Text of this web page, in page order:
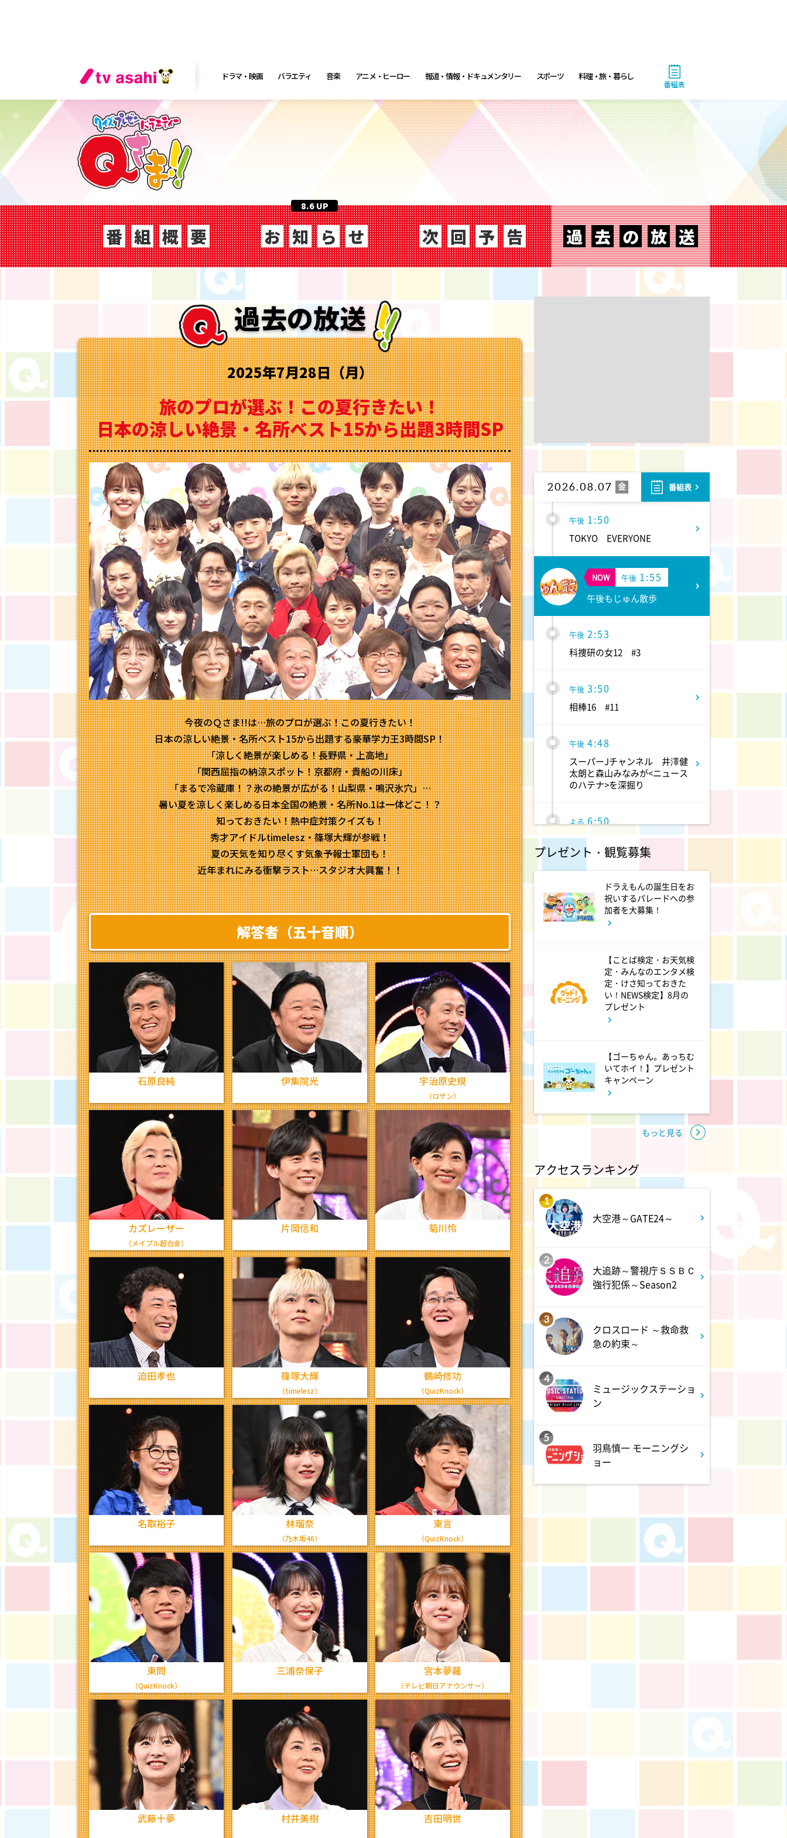
ドラマ・映画 バラエティ 音楽 アニメ・ヒーロー 報道・情報・ドキュメンタリー スポーツ 料理・旅・暮らし
番組表
番 組 概 要 お 知 ら せ
8.6 UP
次 回 予 告 過 去 の 放 送
過去の放送
2025年7月28日（月）
旅のプロが選ぶ！この夏行きたい！
日本の涼しい絶景・名所ベスト15から出題3時間SP
今夜のＱさま!!は…旅のプロが選ぶ！この夏行きたい！
日本の涼しい絶景・名所ベスト15から出題する豪華学力王3時間SP！
「涼しく絶景が楽しめる！長野県・上高地」
「関西屈指の納涼スポット！京都府・貴船の川床」
「まるで冷蔵庫！？氷の絶景が広がる！山梨県・鳴沢氷穴」…
暑い夏を涼しく楽しめる日本全国の絶景・名所No.1は一体どこ！？
知っておきたい！熱中症対策クイズも！
秀才アイドルtimelesz・篠塚大輝が参戦！
夏の天気を知り尽くす気象予報士軍団も！
近年まれにみる衝撃ラスト…スタジオ大興奮！！
解答者（五十音順）
石原良純 伊集院光 宇治原史規
（ロザン）
カズレーザー
（メイプル超合金）
片岡信和 菊川怜
迫田孝也 篠塚大輝
（timelesz）
鶴崎修功
（QuizKnock）
名取裕子 林瑠奈
（乃木坂46）
東言
（QuizKnock）
東問
（QuizKnock）
三浦奈保子 宮本夢羅
（テレビ朝日アナウンサー）
武藤十夢 村井美樹 吉田明世
2026.08.07 金 番組表
あさ 8:00
羽鳥慎一モーニングショー
9:55
有働由美子の健康案内人! 夏
午前 10:10
じゅん散歩
午前 10:40
大下容子ワイド!スクランブル
ANNニュース
午後 1:50
TOKYO EVERYONE
NOW 午後 1:55
午後もじゅん散歩
午後 2:53
科捜研の女12 #3
午後 3:50
相棒16 #11
午後 4:48
スーパーJチャンネル 井澤健
太朗と森山みなみが<ニュース
のハテナ>を深掘り
よる 6:50
ザワつく!路線バスで寄り道の
旅 【“東京&横浜"2大都市の地
よる 8:00
マツコ&有吉 かりそめ天国
M-1王者たくろうの滋賀の魅力
8:54
私の幸福時間
ミュージックステーション
10周年あいみょん、TMR、
HY…名曲続々!ATEEZがヒット
曲
よる 11:10
る。
気づきの扉
よる
深夜 0:45
深夜 1:15
深夜 1:45
深夜 2:00
深夜 2:20
イベレコ
プレゼント・観覧募集
ドラえもんの誕生日をお
祝いするパレードへの参
加者を大募集！
【ことば検定・お天気検
定・みんなのエンタメ検
定・けさ知っておきた
い！NEWS検定】8月の
プレゼント
【ゴーちゃん。あっちむ
いてホイ！】プレゼント
キャンペーン
もっと見る
アクセスランキング
1
大空港～GATE24～
2
大追跡～警視庁ＳＳＢＣ
強行犯係～Season2
3
クロスロード ～救命救
急の約束～
4
ミュージックステーショ
ン
5
羽鳥慎一 モーニングシ
ョー